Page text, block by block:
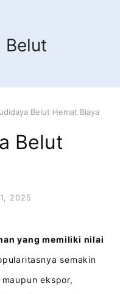
Belut
Belut Hemat Biaya
Belut
2025
yang memiliki nilai
semakin
ekspor,